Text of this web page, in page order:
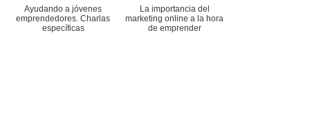
Ayudando a jóvenes
emprendedores. Charlas
específicas
La importancia del
marketing online a la hora
de emprender